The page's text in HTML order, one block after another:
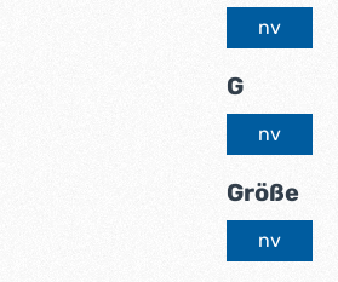
nv
G
nv
Größe
nv